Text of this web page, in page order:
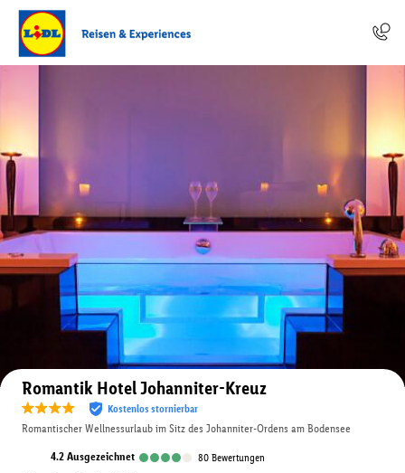
Romantik Hotel Johanniter-Kreuz
Kostenlos stornierbar
Romantischer Wellnessurlaub im Sitz des Johanniter-Ordens am Bodensee
4.2 ausgezeichnet 80 Bewertungen